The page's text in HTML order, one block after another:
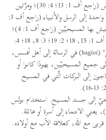
أخرى في الرسالة: مرَّتين منها إلى الروح القدس (راجع أف 1: 13؛ 4: 30)؛ ومرَّتين
إلى الكنيسة (راجع أف 2: 21؛ 5: 27)؛ ومرَّةً واحدة إلى الرسل والأنبياء (راجع أف 3:
5)؛ ومرَّةً واحدة إلى الكيفيَّة الَّتي يجب أن يعيش بها المسيحيّين (راجع أف 1: 4)؛
وتُرجمَت ثماني مرَّات إلى "قدّيسين" (راجع أف 1: 15، 18؛ 2: 19؛ 3: 8، 18؛ 4:
12؛ 5: 3؛ 6: 18). فاستخدام كلمة "قدّيسين" (hagíoi) في الرسالة إلى أهل أفسس،
جميع المسيحيّين، يهودًا كانوا أو
إلى البركات الَّتي في المسيح
إلى جسد المسيح. استخدام بولس
الصيغة الإسميَّة، في اللُّغة اليونانيَّة ((oikeîos)، يعني الانتماء إلى أسرة أو عائلة.
مع الله، كعلاقة الأب مع أولاده.